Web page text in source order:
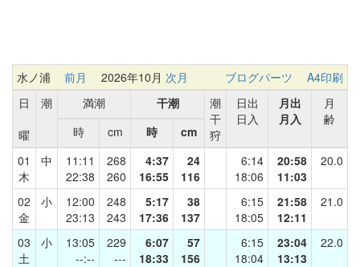
水ノ浦 前月 2026年10月 次月 ブログパーツ
A4印刷
日
曜
潮 満潮 干潮
潮
干
狩
日出
日入
月出
月入
月
齢
時
cm 時
cm
01
木
中
11:11
22:38
268
260
4:37
16:55
24
116
6:14
18:06
20:58
11:03
20.0
02
金
小
12:00
23:13
248
243
5:17
17:36
38
137
6:15
18:05
21:58
12:11
21.0
03
土
小
13:05
--:--
229
---
6:07
18:33
57
156
6:15
18:04
23:04
13:13
22.0